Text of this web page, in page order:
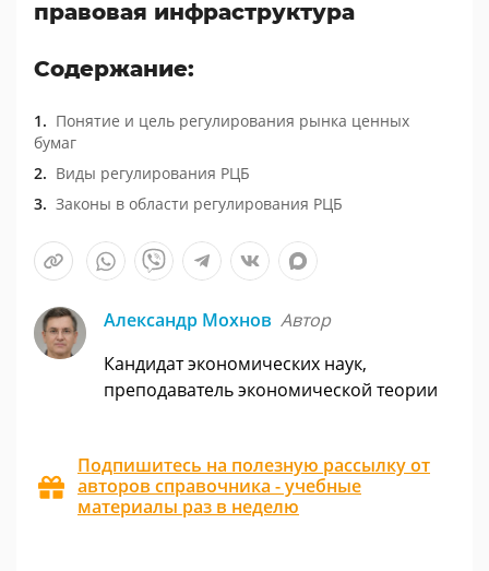
правовая инфраструктура
Содержание:
Понятие и цель регулирования рынка ценных
бумаг
Виды регулирования РЦБ
Законы в области регулирования РЦБ
Александр Мохнов Автор
Кандидат экономических наук,
преподаватель экономической теории
Подпишитесь на полезную рассылку от
авторов справочника - учебные
материалы раз в неделю